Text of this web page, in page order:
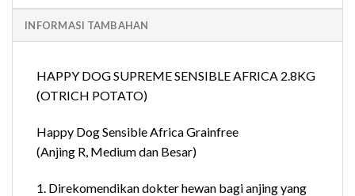
INFORMASI TAMBAHAN
HAPPY DOG SUPREME SENSIBLE AFRICA 2.8KG
(OTRICH POTATO)
Happy Dog Sensible Africa Grainfree
(Anjing R, Medium dan Besar)
1. Direkomendikan dokter hewan bagi anjing yang